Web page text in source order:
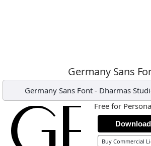
Germany Sans
Germany Sans Font- Dharmas
Free for
Download
Buy Commercial